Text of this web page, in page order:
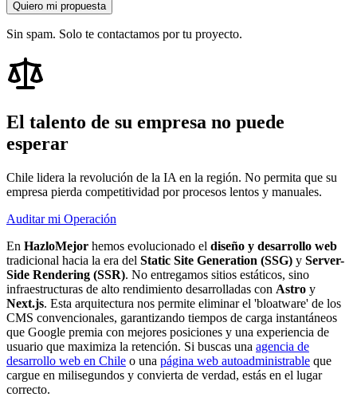
Quiero mi propuesta
Sin spam. Solo te contactamos por tu proyecto.
El talento de su empresa no puede
esperar
Chile lidera la revolución de la IA en la región. No permita que su
empresa pierda competitividad por procesos lentos y manuales.
Auditar mi Operación
En HazloMejor hemos evolucionado el diseño y desarrollo web
tradicional hacia la era del Static Site Generation (SSG) y Server-
Side Rendering (SSR). No entregamos sitios estáticos, sino
infraestructuras de alto rendimiento desarrolladas con Astro y
Next.js. Esta arquitectura nos permite eliminar el 'bloatware' de los
CMS convencionales, garantizando tiempos de carga instantáneos
que Google premia con mejores posiciones y una experiencia de
usuario que maximiza la retención. Si buscas una agencia de
desarrollo web en Chile o una página web autoadministrable que
cargue en milisegundos y convierta de verdad, estás en el lugar
correcto.